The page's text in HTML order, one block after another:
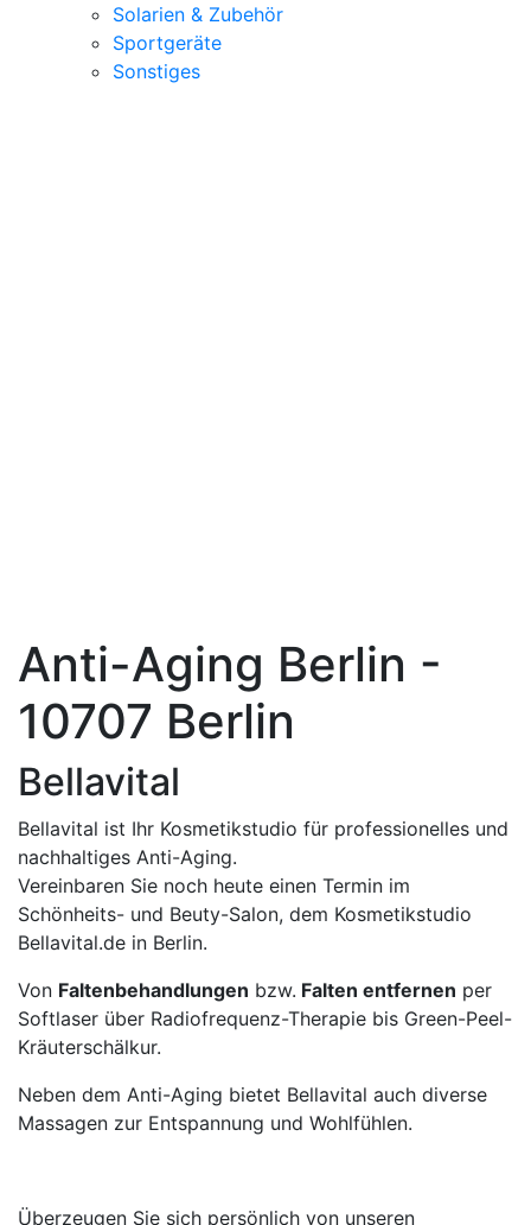
Solarien & Zubehör
Sportgeräte
Sonstiges
Anti-Aging Berlin -
10707 Berlin
Bellavital
Bellavital ist Ihr Kosmetikstudio für professionelles und
nachhaltiges Anti-Aging.
Vereinbaren Sie noch heute einen Termin im
Schönheits- und Beuty-Salon, dem Kosmetikstudio
Bellavital.de in Berlin.
Von Faltenbehandlungen bzw. Falten entfernen per
Softlaser über Radiofrequenz-Therapie bis Green-Peel-
Kräuterschälkur.
Neben dem Anti-Aging bietet Bellavital auch diverse
Massagen zur Entspannung und Wohlfühlen.
Überzeugen Sie sich persönlich von unseren